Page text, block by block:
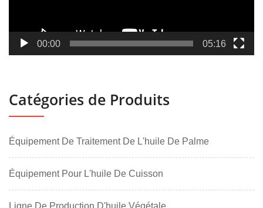
00:00 05:16
Catégories de Produits
Équipement De Traitement De L'huile De Palme
Équipement Pour L'huile De Cuisson
Ligne De Production D'huile Végétale